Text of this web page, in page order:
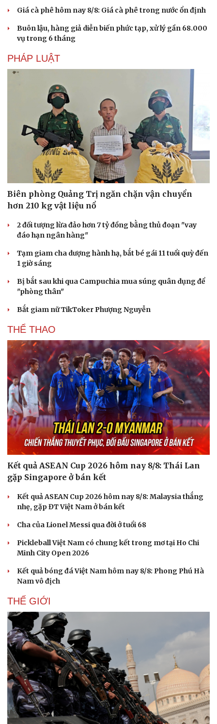
Du lịch
Tư vấn
Săn Tour
check-in
Podcast
Câu chuyện thời sự
Đọc truyện đêm khuya
Cửa sổ tình yêu
Kể chuyện cho bé
Hạt giống tâm hồn
Giá cà phê hôm nay 8/8: Giá cà phê trong nước ổn định
Buôn lậu, hàng giả diễn biến phức tạp, xử lý gần 68.000
vụ trong 6 tháng
PHÁP LUẬT
Biên phòng Quảng Trị ngăn chặn vận chuyển
hơn 210 kg vật liệu nổ
2 đối tượng lừa đảo hơn 7 tỷ đồng bằng thủ đoạn "vay
đáo hạn ngân hàng"
Tạm giam cha dượng hành hạ, bắt bé gái 11 tuổi quỳ đến
1 giờ sáng
Bị bắt sau khi qua Campuchia mua súng quân dụng để
"phòng thân"
Bắt giam nữ TikToker Phượng Nguyễn
THỂ THAO
Kết quả ASEAN Cup 2026 hôm nay 8/8: Thái Lan
gặp Singapore ở bán kết
Kết quả ASEAN Cup 2026 hôm nay 8/8: Malaysia thắng
nhẹ, gặp ĐT Việt Nam ở bán kết
Cha của Lionel Messi qua đời ở tuổi 68
Pickleball Việt Nam có chung kết trong mơ tại Ho Chi
Minh City Open 2026
Kết quả bóng đá Việt Nam hôm nay 8/8: Phong Phú Hà
Nam vô địch
THẾ GIỚI